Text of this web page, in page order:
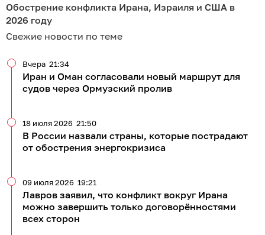
Обострение конфликта Ирана, Израиля и США в
2026 году
Свежие новости по теме
Иран и Оман согласовали новый маршрут для
судов через Ормузский пролив
Вчера 21:34
В России назвали страны, которые пострадают
от обострения энергокризиса
18 июля 2026 21:50
Лавров заявил, что конфликт вокруг Ирана
можно завершить только договорённостями
всех сторон
09 июля 2026 19:21